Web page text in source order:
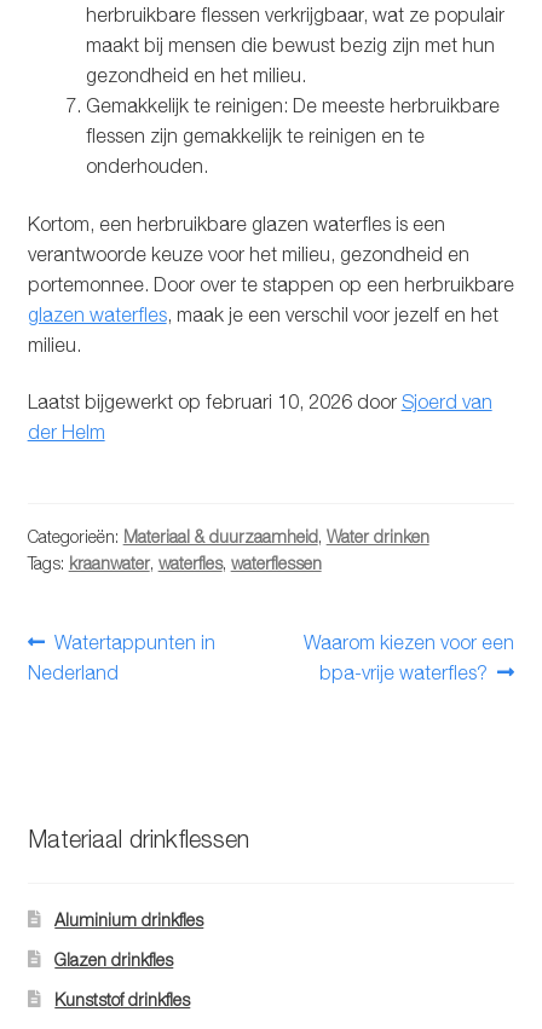
herbruikbare flessen verkrijgbaar, wat ze populair
maakt bij mensen die bewust bezig zijn met hun
gezondheid en het milieu.
Gemakkelijk te reinigen: De meeste herbruikbare
flessen zijn gemakkelijk te reinigen en te
onderhouden.
Kortom, een herbruikbare glazen waterfles is een
verantwoorde keuze voor het milieu, gezondheid en
portemonnee. Door over te stappen op een herbruikbare
glazen waterfles, maak je een verschil voor jezelf en het
milieu.
Laatst bijgewerkt op februari 10, 2026 door Sjoerd van
der Helm
Categorieën: Materiaal & duurzaamheid, Water drinken
Tags: kraanwater, waterfles, waterflessen
Bericht
navigatie
Vorig
bericht:
Watertappunten in
Nederland
Volgend
bericht:
Waarom kiezen voor een
bpa-vrije waterfles?
Materiaal drinkflessen
Aluminium drinkfles
Glazen drinkfles
Kunststof drinkfles